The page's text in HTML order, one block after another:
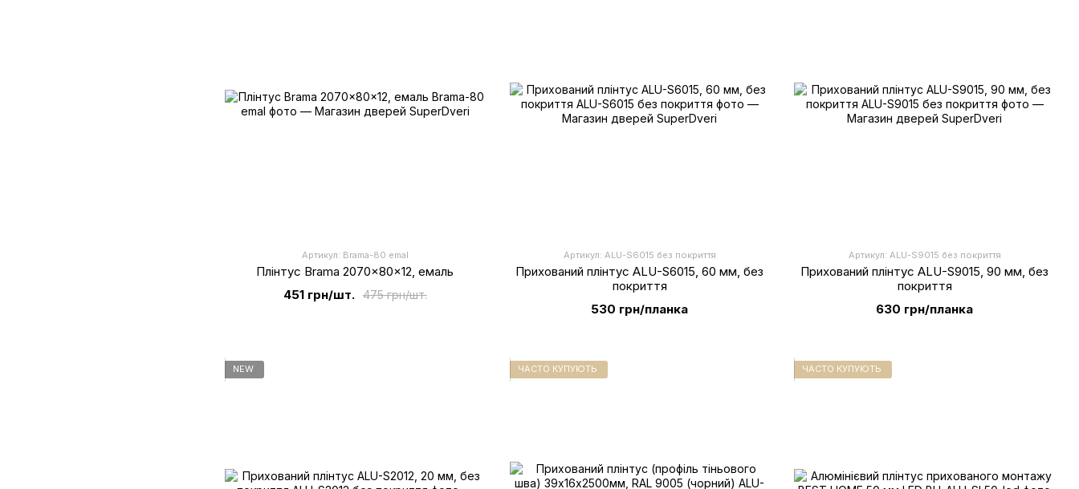
Артикул: Brama-80 emal
Плінтус Brama 2070x80x12, емаль
475 грн/шт.
451 грн/шт.
Артикул: ALU-S6015 без покриття
Прихований плінтус ALU-S6015, 60 мм, без
покриття
530 грн/планка
Артикул: ALU-S9015 без покриття
Прихований плінтус ALU-S9015, 90 мм, без
покриття
630 грн/планка
NEW ЧАСТО КУПУЮТЬ ЧАСТО КУПУЮТЬ